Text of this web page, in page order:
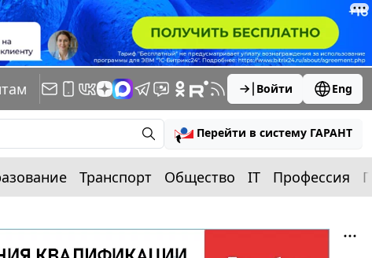
Войти Eng
Перейти в систему ГАРАНТ
Транспорт Общество IT Профессия